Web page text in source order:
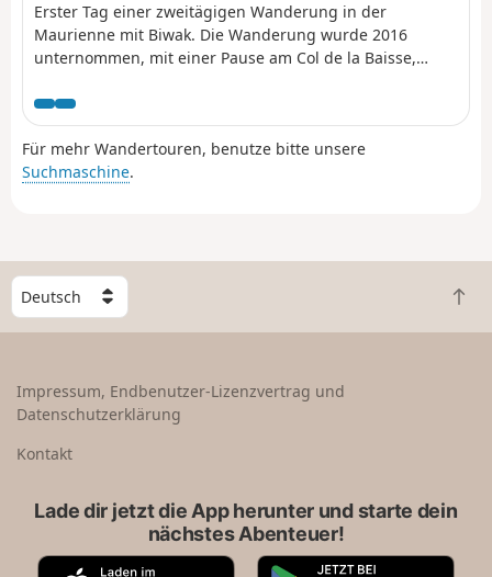
Erster Tag einer zweitägigen Wanderung in der
Maurienne mit Biwak. Die Wanderung wurde 2016
unternommen, mit einer Pause am Col de la Baisse,
einer letzten am Chalet du Tovet. Anmerkung: Die
angezeigte Route stammt von meiner GPS-Uhr, die ich
nie angehalten habe, was die Schleifen an einigen
Stellen erklärt.
Für mehr Wandertouren, benutze bitte unsere
Suchmaschine.
W
ä
h
e
n
Z
u
Impressum, Endbenutzer-Lizenzvertrag und
Datenschutzerklärung
Kontakt
Lade dir jetzt die App herunter und starte dein
nächstes Abenteuer!
A G